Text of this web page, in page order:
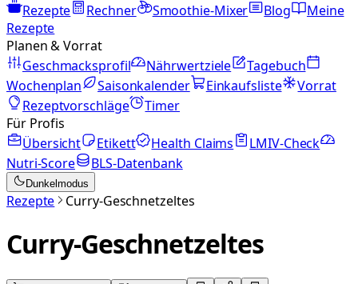
Rezepte
Rechner Smoothie-Mixer Blog
Meine
Rezepte
Planen & Vorrat
Geschmacksprofil
Nährwertziele
Tagebuch
Wochenplan
Saisonkalender Einkaufsliste
Vorrat
Rezeptvorschläge
Timer
Für Profis
Übersicht
Etikett Health Claims
LMIV-Check
Nutri-Score
BLS-Datenbank
Dunkelmodus
Rezepte Curry-Geschnetzeltes
Curry-Geschnetzeltes